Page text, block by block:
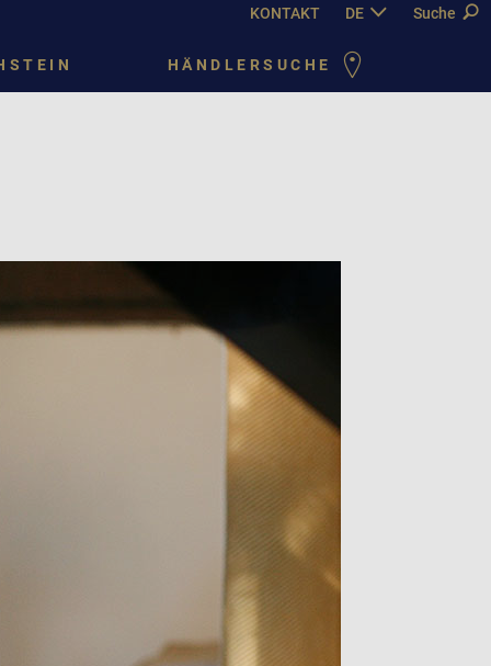
KONTAKT DE EN FR PY
Suche
HÄNDLERSUCHE